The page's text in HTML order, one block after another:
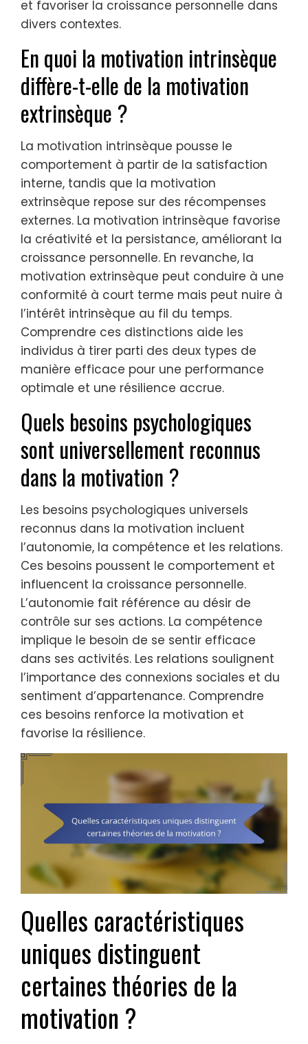
et favoriser la croissance personnelle dans
divers contextes.
En quoi la motivation intrinsèque
diffère-t-elle de la motivation
extrinsèque ?
La motivation intrinsèque pousse le
comportement à partir de la satisfaction
interne, tandis que la motivation
extrinsèque repose sur des récompenses
externes. La motivation intrinsèque favorise
la créativité et la persistance, améliorant la
croissance personnelle. En revanche, la
motivation extrinsèque peut conduire à une
conformité à court terme mais peut nuire à
l’intérêt intrinsèque au fil du temps.
Comprendre ces distinctions aide les
individus à tirer parti des deux types de
manière efficace pour une performance
optimale et une résilience accrue.
Quels besoins psychologiques
sont universellement reconnus
dans la motivation ?
Les besoins psychologiques universels
reconnus dans la motivation incluent
l’autonomie, la compétence et les relations.
Ces besoins poussent le comportement et
influencent la croissance personnelle.
L’autonomie fait référence au désir de
contrôle sur ses actions. La compétence
implique le besoin de se sentir efficace
dans ses activités. Les relations soulignent
l’importance des connexions sociales et du
sentiment d’appartenance. Comprendre
ces besoins renforce la motivation et
favorise la résilience.
Quelles caractéristiques
uniques distinguent
certaines théories de la
motivation ?